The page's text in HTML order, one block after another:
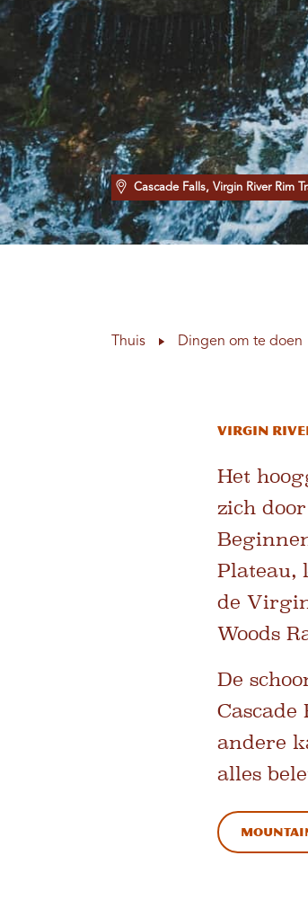
Cascade Falls, Virgin River Rim
Thuis Dingen om te doen
Virgin
Het
zich
Plateau,
de
Woods
De
Cascade
andere
alles